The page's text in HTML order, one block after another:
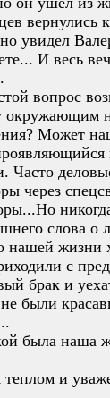
вернулись
увидел
И весь
вопрос
окружающим
Может
Часто
через
слова о
нашей жизни
с
брак и
были
была наша
и